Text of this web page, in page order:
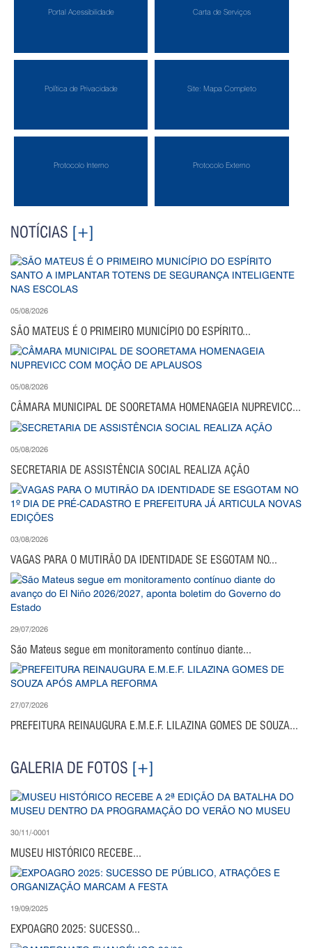
Portal Acessibilidade Carta de Serviços
Política de Privacidade Site: Mapa Completo
Protocolo Interno Protocolo Externo
NOTÍCIAS [+]
05/08/2026
SÃO MATEUS É O PRIMEIRO MUNICÍPIO DO ESPÍRITO...
05/08/2026
CÂMARA MUNICIPAL DE SOORETAMA HOMENAGEIA NUPREVICC...
05/08/2026
SECRETARIA DE ASSISTÊNCIA SOCIAL REALIZA AÇÃO
03/08/2026
VAGAS PARA O MUTIRÃO DA IDENTIDADE SE ESGOTAM NO...
29/07/2026
São Mateus segue em monitoramento contínuo diante...
27/07/2026
PREFEITURA REINAUGURA E.M.E.F. LILAZINA GOMES DE SOUZA...
GALERIA DE FOTOS [+]
30/11/-0001
MUSEU HISTÓRICO RECEBE...
19/09/2025
EXPOAGRO 2025: SUCESSO...